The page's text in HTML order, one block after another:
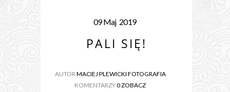
09Maj 2019
PALI SIĘ!
AUTOR MACIEJ PLEWICKI FOTOGRAFIA
KOMENTARZY0 ZOBACZ